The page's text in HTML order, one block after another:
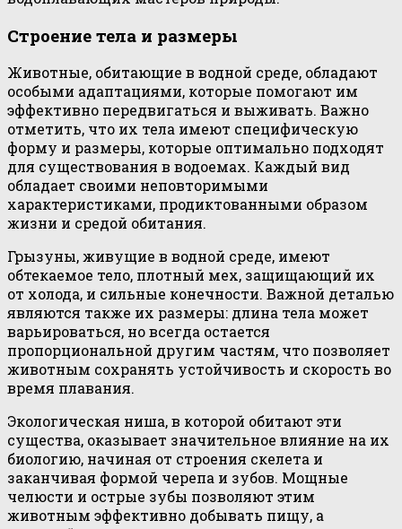
Строение тела и размеры
Животные, обитающие в водной среде, обладают
особыми адаптациями, которые помогают им
эффективно передвигаться и выживать. Важно
отметить, что их тела имеют специфическую
форму и размеры, которые оптимально подходят
для существования в водоемах. Каждый вид
обладает своими неповторимыми
характеристиками, продиктованными образом
жизни и средой обитания.
Грызуны, живущие в водной среде, имеют
обтекаемое тело, плотный мех, защищающий их
от холода, и сильные конечности. Важной деталью
являются также их размеры: длина тела может
варьироваться, но всегда остается
пропорциональной другим частям, что позволяет
животным сохранять устойчивость и скорость во
время плавания.
Экологическая ниша, в которой обитают эти
существа, оказывает значительное влияние на их
биологию, начиная от строения скелета и
заканчивая формой черепа и зубов. Мощные
челюсти и острые зубы позволяют этим
животным эффективно добывать пищу, а